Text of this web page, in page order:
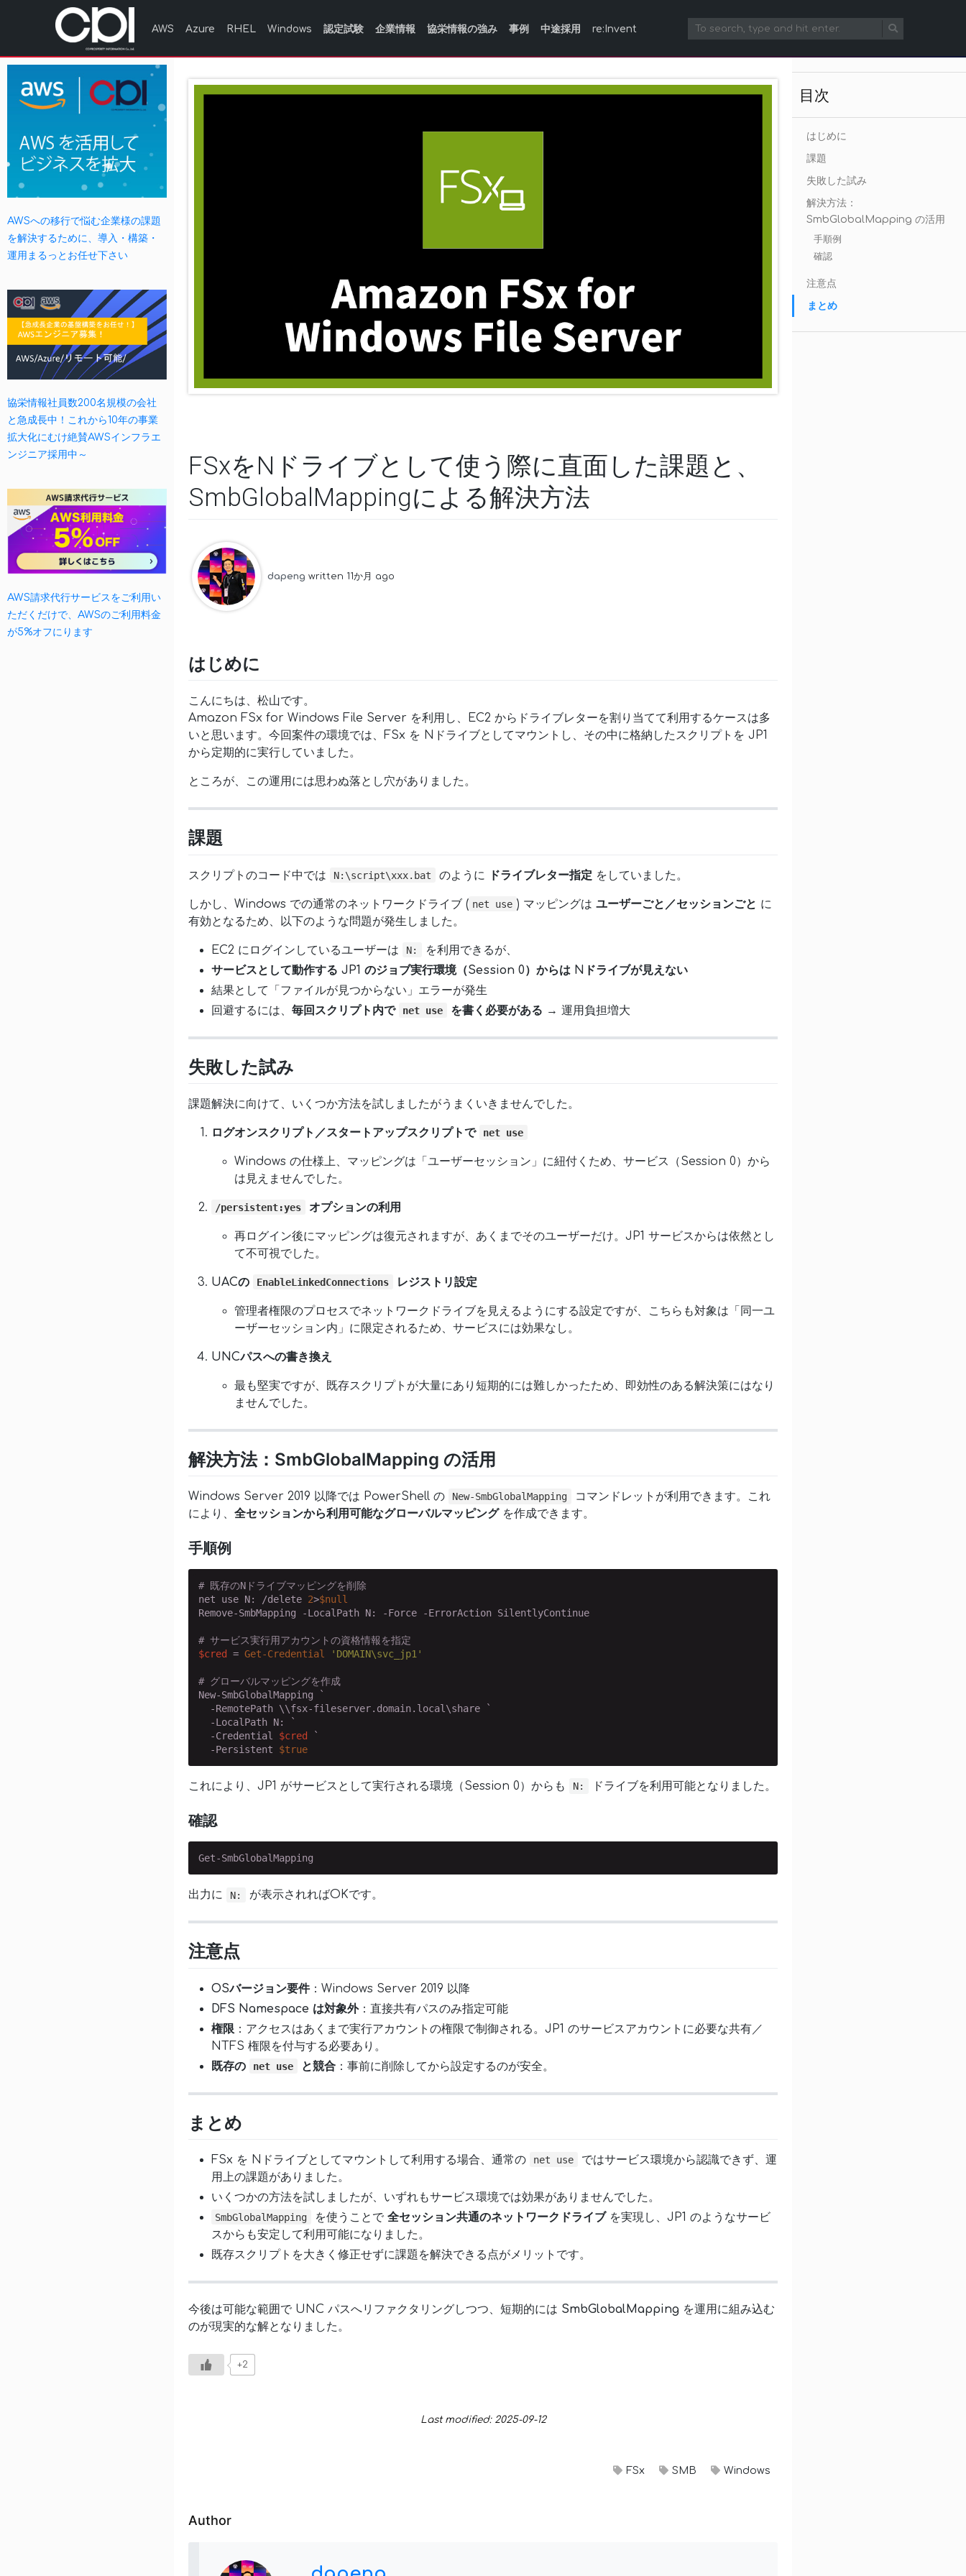
AWS Azure RHEL Windows 認定試験 企業情報 協栄情報の強み 事例 中途採用 re:Invent
AWSへの移行で悩む企業様の課題
を解決するために、導入・構築・
運用まるっとお任せ下さい
協栄情報社員数200名規模の会社
と急成長中！これから10年の事業
拡大化にむけ絶賛AWSインフラエ
ンジニア採用中～
AWS請求代行サービスをご利用い
ただくだけで、AWSのご利用料金
が5%オフにります
FSxをNドライブとして使う際に直面した課題と、
SmbGlobalMappingによる解決方法
dapeng written 11か月 ago
はじめに
こんにちは、松山です。
Amazon FSx for Windows File Server を利用し、EC2 からドライブレターを割り当てて利用するケースは多
いと思います。今回案件の環境では、FSx を Nドライブとしてマウントし、その中に格納したスクリプトを JP1
から定期的に実行していました。
ところが、この運用には思わぬ落とし穴がありました。
課題
スクリプトのコード中では N:\script\xxx.bat のように ドライブレター指定 をしていました。
しかし、Windows での通常のネットワークドライブ ( net use ) マッピングは ユーザーごと／セッションごと に
有効となるため、以下のような問題が発生しました。
EC2 にログインしているユーザーは N:
を利用できるが、
サービスとして動作する JP1 のジョブ実行環境（Session 0）からは Nドライブが見えない
結果として「ファイルが見つからない」エラーが発生
回避するには、 毎回スクリプト内で net use を書く必要がある → 運用負担増大
失敗した試み
課題解決に向けて、いくつか方法を試しましたがうまくいきませんでした。
ログオンスクリプト／スタートアップスクリプトで net use
Windows の仕様上、マッピングは「ユーザーセッション」に紐付くため、サービス（Session 0）から
は見えませんでした。
/persistent:yes オプションの利用
再ログイン後にマッピングは復元されますが、あくまでそのユーザーだけ。JP1 サービスからは依然とし
て不可視でした。
UACの EnableLinkedConnections レジストリ設定
管理者権限のプロセスでネットワークドライブを見えるようにする設定ですが、こちらも対象は「同一ユ
ーザーセッション内」に限定されるため、サービスには効果なし。
UNCパスへの書き換え
最も堅実ですが、既存スクリプトが大量にあり短期的には難しかったため、即効性のある解決策にはなり
ませんでした。
解決方法：SmbGlobalMapping の活用
Windows Server 2019 以降では PowerShell の New-SmbGlobalMapping
コマンドレットが利用できます。これ
により、 全セッションから利用可能なグローバルマッピングを作成できます。
手順例
# 既存のNドライブマッピングを削除
net use N: /delete 2>$null
Remove-SmbMapping -LocalPath N: -Force -ErrorAction SilentlyContinue
# サービス実行用アカウントの資格情報を指定
$cred = Get-Credential 'DOMAIN\svc_jp1'
# グローバルマッピングを作成
New-SmbGlobalMapping `
  -RemotePath \\fsx-fileserver.domain.local\share `
  -LocalPath N: `
  -Credential
$cred `
  -Persistent
$true
これにより、JP1 がサービスとして実行される環境（Session 0）からも N: ドライブを利用可能となりました。
確認
Get-SmbGlobalMapping
出力に N: が表示されればOKです。
注意点
OSバージョン要件：Windows Server 2019 以降
DFS Namespace は対象外：直接共有パスのみ指定可能
権限 ：アクセスはあくまで実行アカウントの権限で制御される。JP1 のサービスアカウントに必要な共有／
NTFS 権限を付与する必要あり。
既存の
net use と競合：事前に削除してから設定するのが安全。
まとめ
FSx を Nドライブとしてマウントして利用する場合、通常の net use
ではサービス環境から認識できず、運
用上の課題がありました。
いくつかの方法を試しましたが、いずれもサービス環境では効果がありませんでした。
SmbGlobalMapping を使うことで 全セッション共通のネットワークドライブを実現し、JP1 のようなサービ
スからも安定して利用可能になりました。
既存スクリプトを大きく修正せずに課題を解決できる点がメリットです。
今後は可能な範囲で UNC パスへリファクタリングしつつ、短期的には SmbGlobalMappingを運用に組み込む
のが現実的な解となりました。
+2
Last modified: 2025-09-12
FSx SMB Windows
Author
目次
はじめに
課題
失敗した試み
解決方法：
SmbGlobalMapping の活用
手順例
確認
注意点
まとめ